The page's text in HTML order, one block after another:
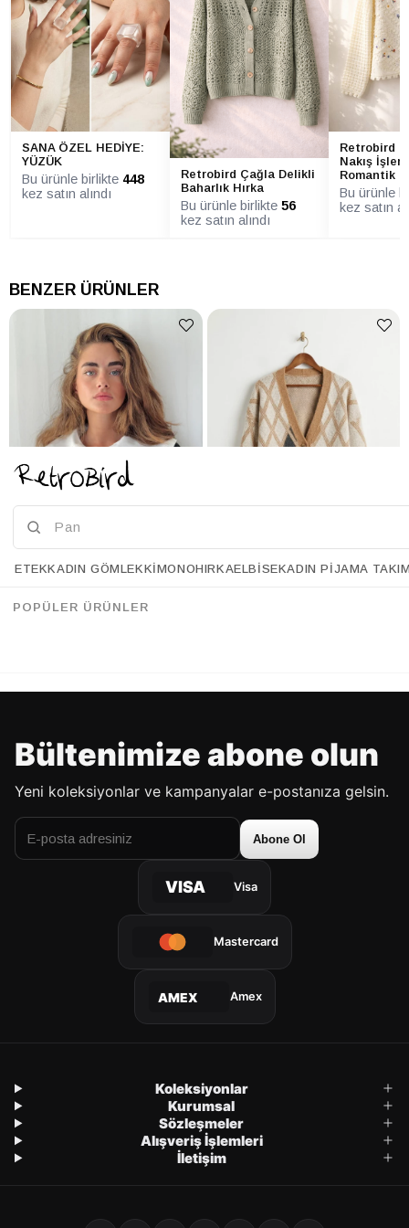
SANA ÖZEL HEDİYE:
YÜZÜK
Bu ürünle birlikte 448
kez satın alındı
Retrobird Çağla Delikli
Baharlık Hırka
Bu ürünle birlikte 56
kez satın alındı
Retrobird
Nakış
Romantik
Bu ürünle
kez satın
BENZER ÜRÜNLER
63.90 USD
95.90 USD
Bültenimize abone olun
Yeni koleksiyonlar ve kampanyalar e-postanıza gelsin.
Abone Ol
VISA Visa
Mastercard
AMEX Amex
Koleksiyonlar
Kurumsal
Sözleşmeler
Alışveriş İşlemleri
İletişim
ETEKKADIN GÖMLEKKIMONOHIRKAELBISEKADIN PIJAMA
POPÜLER ÜRÜNLER